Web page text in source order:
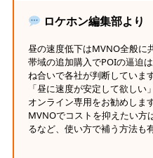
ロケホン編集部より
昼の速度低下はMVNO全般に
帯域の追加購入でPOIの逼迫
ね合いで各社が判断しています
「昼に速度が安定して欲し
オンライン専用をお勧めします
MVNOでコストを抑えたい方
るなど、使い方で補う方法も